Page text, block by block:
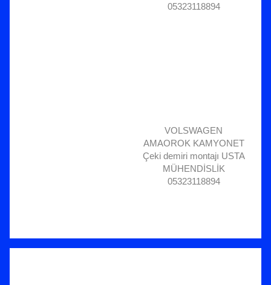
05323118894
VOLSWAGEN
AMAOROK KAMYONET
Çeki demiri montajı USTA
MÜHENDİSLİK
05323118894